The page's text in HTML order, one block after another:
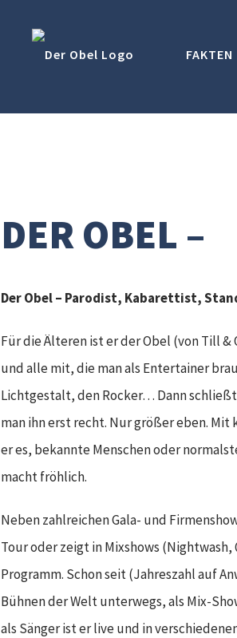
FAKTEN
DER OBEL –
Der Obel – Parodist, Kabarettist,
Für die Älteren ist er der Obel (von Till
und alle mit, die man als Entertainer
Lichtgestalt, den Rocker… Dann
man ihn erst recht. Nur größer eben.
er es, bekannte Menschen oder
macht fröhlich.
Neben zahlreichen Gala- und
Tour oder zeigt in Mixshows (Nightwash,
Programm. Schon seit (Jahreszahl auf
Bühnen der Welt unterwegs, als Mix-
als Sänger ist er live und in